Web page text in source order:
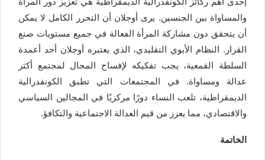
والمساواة بين الجنسين. يرى أوجلان أن التحرر الكامل لا يمكن
أن يتحقق دون مشاركة المرأة الفعالة في جميع مستويات صنع
القرار. النظام الأبوي التقليدي، الذي يعتبره أوجلان أحد أعمدة
السلطة القمعية، يجب تفكيكه لإفساح المجال لمجتمع أكثر
عدالة ومساواة. في المجتمعات التي تطبق الكونفدرالية
الديمقراطية، تلعب النساء دورًا مركزيًا في المجالين السياسي
والاقتصادي، مما يعزز من قيم العدالة الاجتماعية والتكافؤ.
الخاتمة